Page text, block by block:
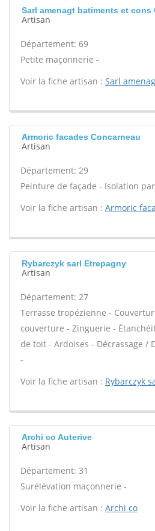
Sarl amenagt batiments et cons
Artisan
Département: 69
Petite maçonnerie -
Voir la fiche artisan : Sarl
Armoric facades Concarneau
Artisan
Département: 29
Peinture de façade - Isolation
Voir la fiche artisan : Armoric
Rybarczyk sarl Etrepagny
Artisan
Département: 27
Terrasse tropézienne -
couverture - Zinguerie -
de toit - Ardoises - Décrassage /
-
Voir la fiche artisan : Rybarczyk
Archi co Auterive
Artisan
Département: 31
Surélévation maçonnerie -
Voir la fiche artisan : Archi co